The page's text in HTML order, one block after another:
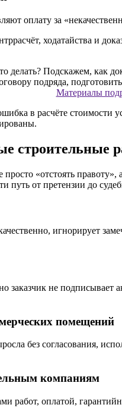
оплату за
ходатайства и
Материалы
в расчёте стоимости
строительные
«отстоять
путь от претензии до
игнорирует
заказчик не
помещений
без согласования,
компаниям
работ, оплатой,